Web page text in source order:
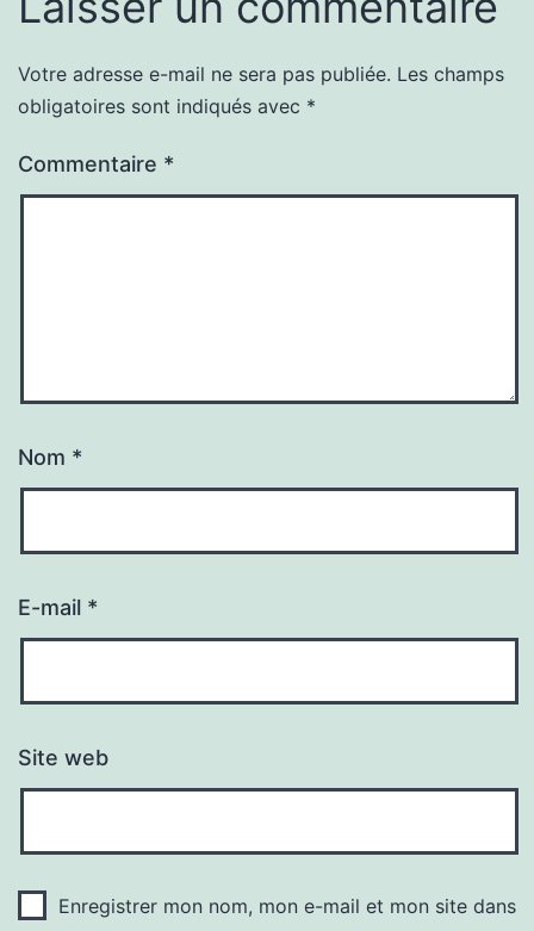
Votre adresse e-mail ne sera pas publiée. Les champs
obligatoires sont indiqués avec *
Commentaire *
Nom *
E-mail *
Site web
Enregistrer mon nom, mon e-mail et mon site dans